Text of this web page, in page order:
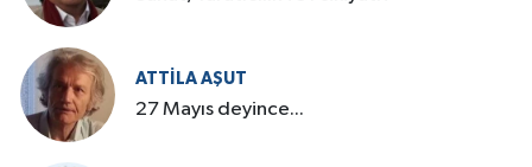
ATTILA AŞUT
27 Mayıs deyince...